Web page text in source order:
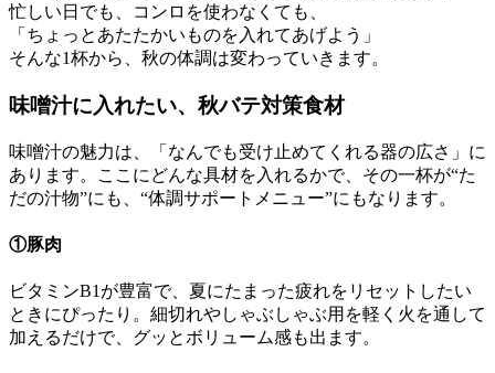
忙しい日でも、コンロを使わなくても、
「ちょっとあたたかいものを入れてあげよう」
そんな1杯から、秋の体調は変わっていきます。
味噌汁に入れたい、秋バテ対策食材
味噌汁の魅力は、「なんでも受け止めてくれる器の広さ」に
あります。ここにどんな具材を入れるかで、その一杯が“た
だの汁物”にも、“体調サポートメニュー”にもなります。
①豚肉
ビタミンB1が豊富で、夏にたまった疲れをリセットしたい
ときにぴったり。細切れやしゃぶしゃぶ用を軽く火を通して
加えるだけで、グッとボリューム感も出ます。